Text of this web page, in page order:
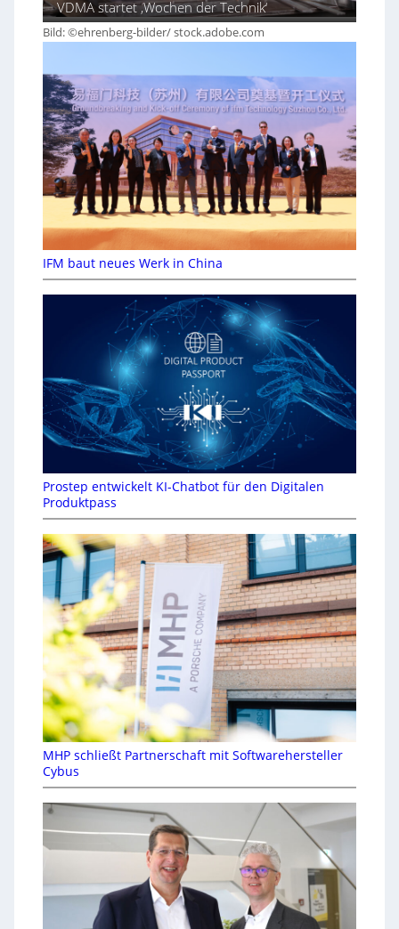
VDMA startet ‚Wochen der Technik‘
Bild: ©ehrenberg-bilder/ stock.adobe.com
IFM baut neues Werk in China
Prostep entwickelt KI-Chatbot für den Digitalen
Produktpass
MHP schließt Partnerschaft mit Softwarehersteller
Cybus